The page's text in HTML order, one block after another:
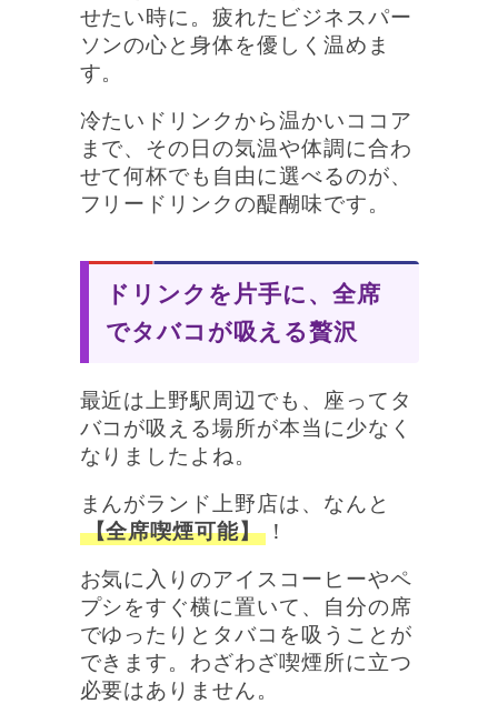
せたい時に。疲れたビジネスパー
ソンの心と身体を優しく温めま
す。
冷たいドリンクから温かいココア
まで、その日の気温や体調に合わ
せて何杯でも自由に選べるのが、
フリードリンクの醍醐味です。
ドリンクを片手に、全席
でタバコが吸える贅沢
最近は上野駅周辺でも、座ってタ
バコが吸える場所が本当に少なく
なりましたよね。
まんがランド上野店は、なんと
【全席喫煙可能】！
お気に入りのアイスコーヒーやペ
プシをすぐ横に置いて、自分の席
でゆったりとタバコを吸うことが
できます。わざわざ喫煙所に立つ
必要はありません。